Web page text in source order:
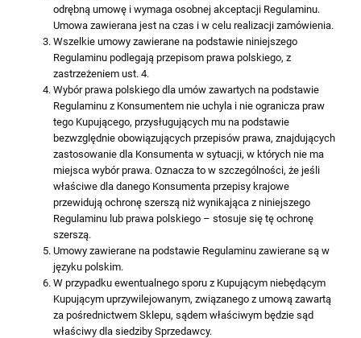
odrębną umowę i wymaga osobnej akceptacji Regulaminu.
Umowa zawierana jest na czas i w celu realizacji zamówienia.
Wszelkie umowy zawierane na podstawie niniejszego
Regulaminu podlegają przepisom prawa polskiego, z
zastrzeżeniem ust. 4.
Wybór prawa polskiego dla umów zawartych na podstawie
Regulaminu z Konsumentem nie uchyla i nie ogranicza praw
tego Kupującego, przysługujących mu na podstawie
bezwzględnie obowiązujących przepisów prawa, znajdujących
zastosowanie dla Konsumenta w sytuacji, w których nie ma
miejsca wybór prawa. Oznacza to w szczególności, że jeśli
właściwe dla danego Konsumenta przepisy krajowe
przewidują ochronę szerszą niż wynikająca z niniejszego
Regulaminu lub prawa polskiego – stosuje się tę ochronę
szerszą.
Umowy zawierane na podstawie Regulaminu zawierane są w
języku polskim.
W przypadku ewentualnego sporu z Kupującym niebędącym
Kupującym uprzywilejowanym, związanego z umową zawartą
za pośrednictwem Sklepu, sądem właściwym będzie sąd
właściwy dla siedziby Sprzedawcy.